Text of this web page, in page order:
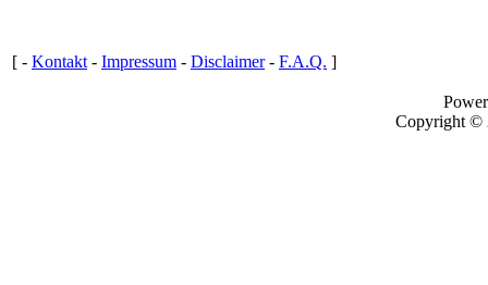
[ - Kontakt- Impressum - Disclaimer- F.A.Q. ]
Copyright ©